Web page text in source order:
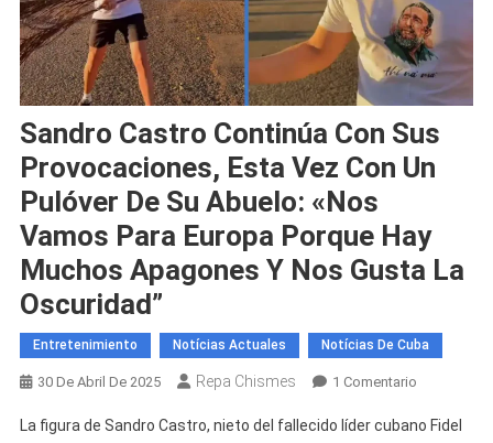
Sandro Castro Continúa Con Sus
Provocaciones, Esta Vez Con Un
Pulóver De Su Abuelo: «Nos
Vamos Para Europa Porque Hay
Muchos Apagones Y Nos Gusta La
Oscuridad”
Entretenimiento Notícias Actuales Notícias De Cuba
30 De Abril De 2025 Repa Chismes 1 ComentarioEn
Castro
La figura de Sandro Castro, nieto del fallecido líder cubano Fidel